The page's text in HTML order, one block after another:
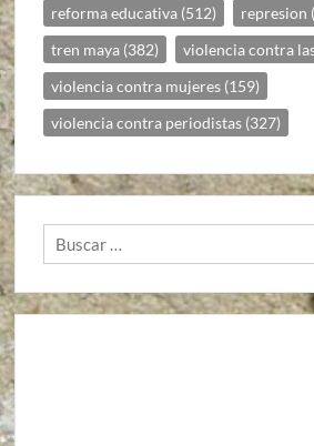
reforma educativa (512) represion
tren maya (382) violencia contra
violencia contra mujeres (159)
violencia contra periodistas (327)